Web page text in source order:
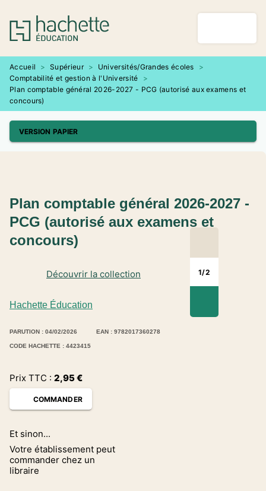
MENU RECHERCHE
PIED DE PAGE
Accueil > Supérieur > Universités/Grandes écoles
>
Comptabilité et gestion à l'Université
>
Plan comptable général 2026-2027 - PCG (autorisé aux examens et
concours)
VERSION PAPIER
1/2
Hachette Éducation
Découvrir la collection
Plan comptable général 2026-2027 -
PCG (autorisé aux examens et
concours)
PARUTION : 04/02/2026 EAN : 9782017360278
CODE HACHETTE : 4423415
Prix TTC : 2,95€
COMMANDER
Et sinon...
Votre établissement peut
commander chez un
libraire